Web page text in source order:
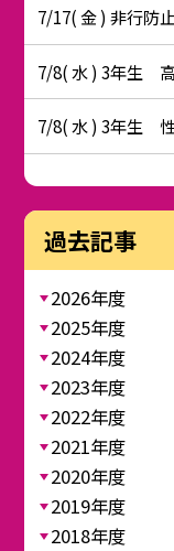
7/17( 金 ) 非行防
7/8( 水 ) 3年生
7/8( 水 ) 3年生
過去記事
2026年度
2025年度
2024年度
2023年度
2022年度
2021年度
2020年度
2019年度
2018年度